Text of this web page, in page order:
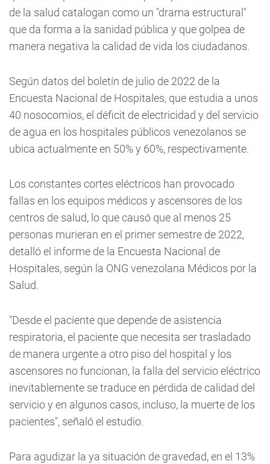
de la salud catalogan como un "drama estructural"
que da forma a la sanidad pública y que golpea de
manera negativa la calidad de vida los ciudadanos.
Según datos del boletín de julio de 2022 de la
Encuesta Nacional de Hospitales, que estudia a unos
40 nosocomios, el déficit de electricidad y del servicio
de agua en los hospitales públicos venezolanos se
ubica actualmente en 50% y 60%, respectivamente.
Los constantes cortes eléctricos han provocado
fallas en los equipos médicos y ascensores de los
centros de salud, lo que causó que al menos 25
personas murieran en el primer semestre de 2022,
detalló el informe de la Encuesta Nacional de
Hospitales, según la ONG venezolana Médicos por la
Salud.
"Desde el paciente que depende de asistencia
respiratoria, el paciente que necesita ser trasladado
de manera urgente a otro piso del hospital y los
ascensores no funcionan, la falla del servicio eléctrico
inevitablemente se traduce en pérdida de calidad del
servicio y en algunos casos, incluso, la muerte de los
pacientes", señaló el estudio.
Para agudizar la ya situación de gravedad, en el 13%